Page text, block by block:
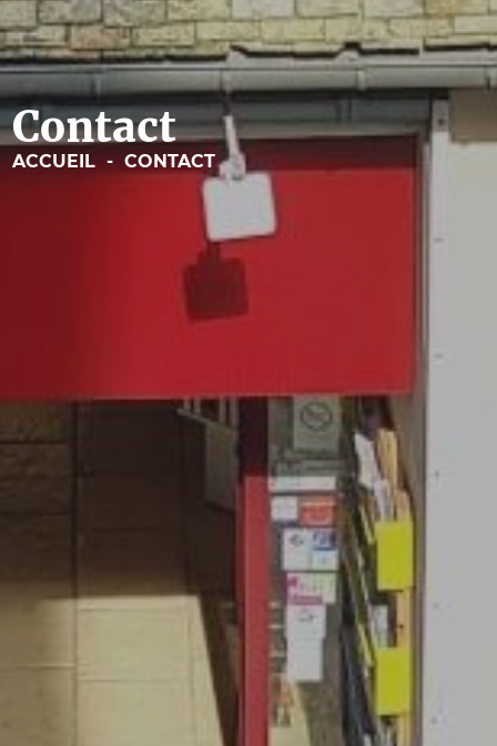
Contact
ACCUEIL - CONTACT